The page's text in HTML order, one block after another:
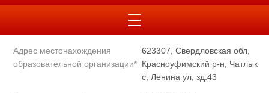
Сокращенное наименование
образовательной организации*
Адрес местонахождения
образовательной организации*
623307, Свердловская обл,
Красноуфимский р-н, Чатлык
с, Ленина ул, зд.43